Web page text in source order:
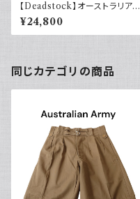
【Deadstock】オーストラリア軍
グルカショーツ 40s ミリタリー
パンツ
¥24,800
同じカテゴリの商品